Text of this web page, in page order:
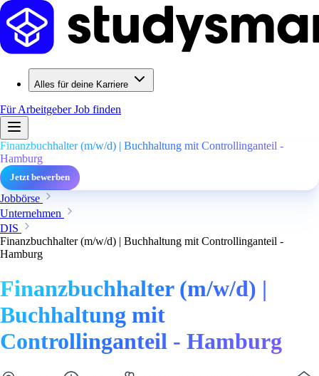
Alles für deine Karriere
Für ArbeitgeberJob finden
Finanzbuchhalter (m/w/d) | Buchhaltung mit Controllinganteil -
Hamburg
Jetzt bewerben
Jobbörse
Unternehmen
DIS
Finanzbuchhalter (m/w/d) | Buchhaltung mit Controllinganteil -
Hamburg
Finanzbuchhalter (m/w/d) |
Buchhaltung mit
Controllinganteil - Hamburg